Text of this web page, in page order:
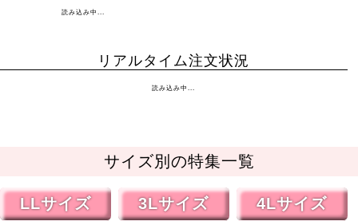
読み込み中...
リアルタイム注文状況
読み込み中...
サイズ別の特集一覧
LLサイズ 3Lサイズ
4Lサイズ